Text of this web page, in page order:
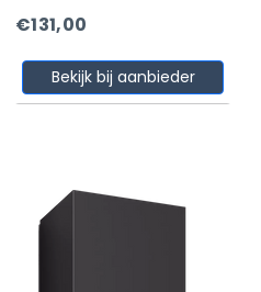
€131,00
Bekijk bij aanbieder